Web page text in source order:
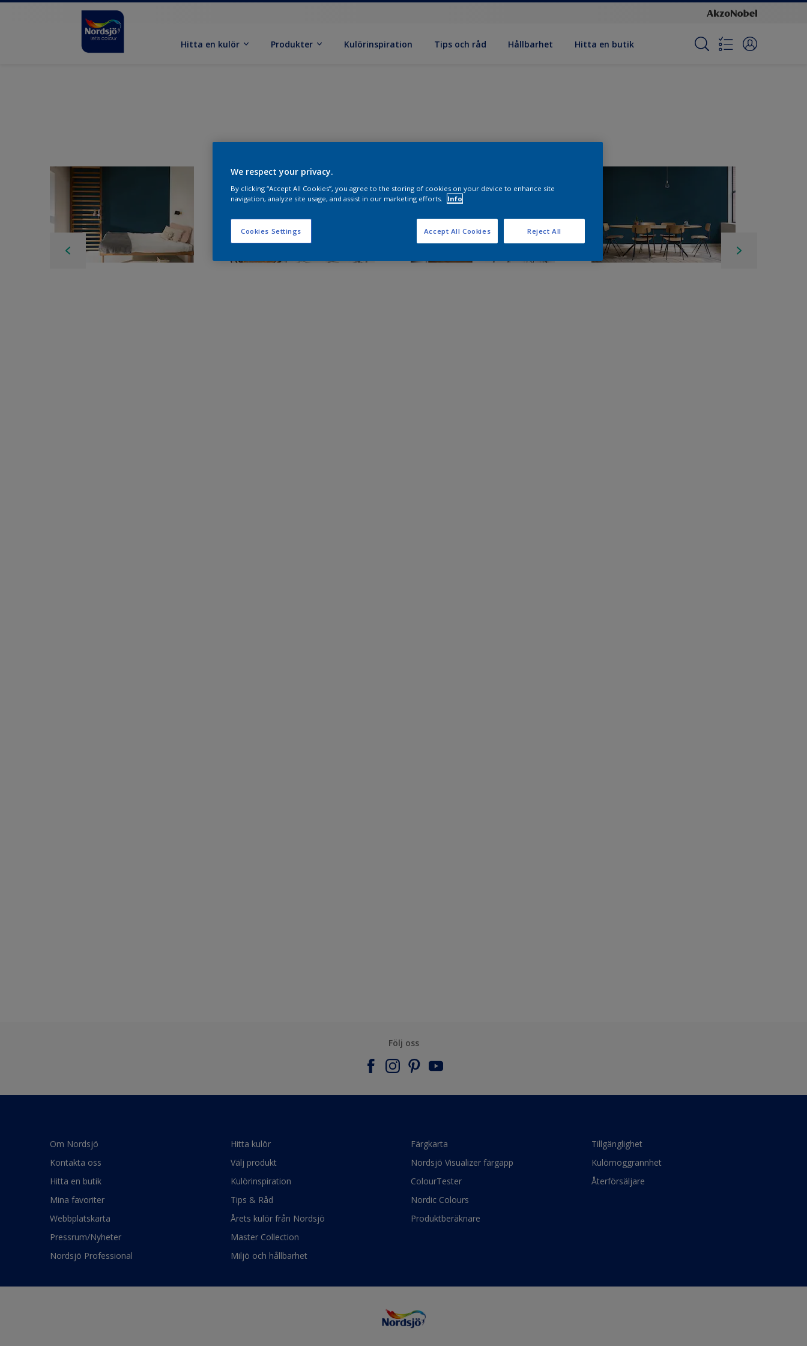
Hitta en kulör Produkter Kulörinspiration Tips och råd Hållbarhet Hitta en butik
Följ oss
Om Nordsjö
Kontakta oss
Hitta en butik
Mina favoriter
Webbplatskarta
Pressrum/Nyheter
Nordsjö Professional
Hitta kulör
Välj produkt
Kulörinspiration
Tips & Råd
Årets kulör från Nordsjö
Master Collection
Miljö och hållbarhet
Färgkarta
Nordsjö Visualizer färgapp
ColourTester
Nordic Colours
Produktberäknare
Tillgänglighet
Kulörnoggrannhet
Återförsäljare
We respect your privacy.
By clicking “Accept All Cookies”, you agree to the storing of cookies on your device to enhance site
navigation, analyze site usage, and assist in our marketing efforts.
Info
Cookies Settings Reject All
Accept All Cookies